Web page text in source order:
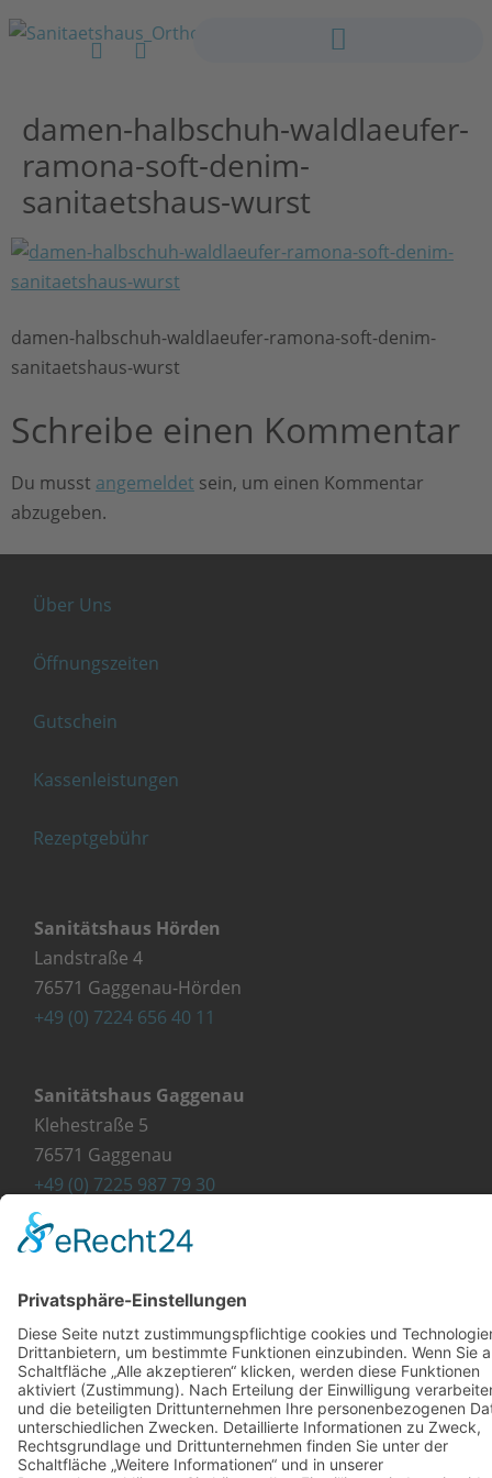
damen-halbschuh-waldlaeufer-
ramona-soft-denim-
sanitaetshaus-wurst
damen-halbschuh-waldlaeufer-ramona-soft-denim-
sanitaetshaus-wurst
Schreibe einen Kommentar
Du musst angemeldet sein, um einen Kommentar
abzugeben.
Über Uns
Öffnungszeiten
Gutschein
Kassenleistungen
Rezeptgebühr
Sanitätshaus Hörden
Landstraße 4
76571 Gaggenau-Hörden
+49 (0) 7224 656 40 11
Sanitätshaus Gaggenau
Klehestraße 5
76571 Gaggenau
+49 (0) 7225 987 79 30
info@orthopaedie-wurst.de
© Copyright 2023 - Orthopädie Wurst
Kontakt Impressum Datenschutzerklärung